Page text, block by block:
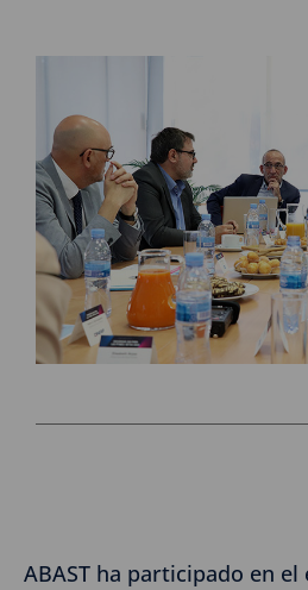
ABAST ha participado en